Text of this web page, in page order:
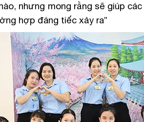
nhưng mong rằng sẽ giúp
hợp đáng tiếc xảy ra”